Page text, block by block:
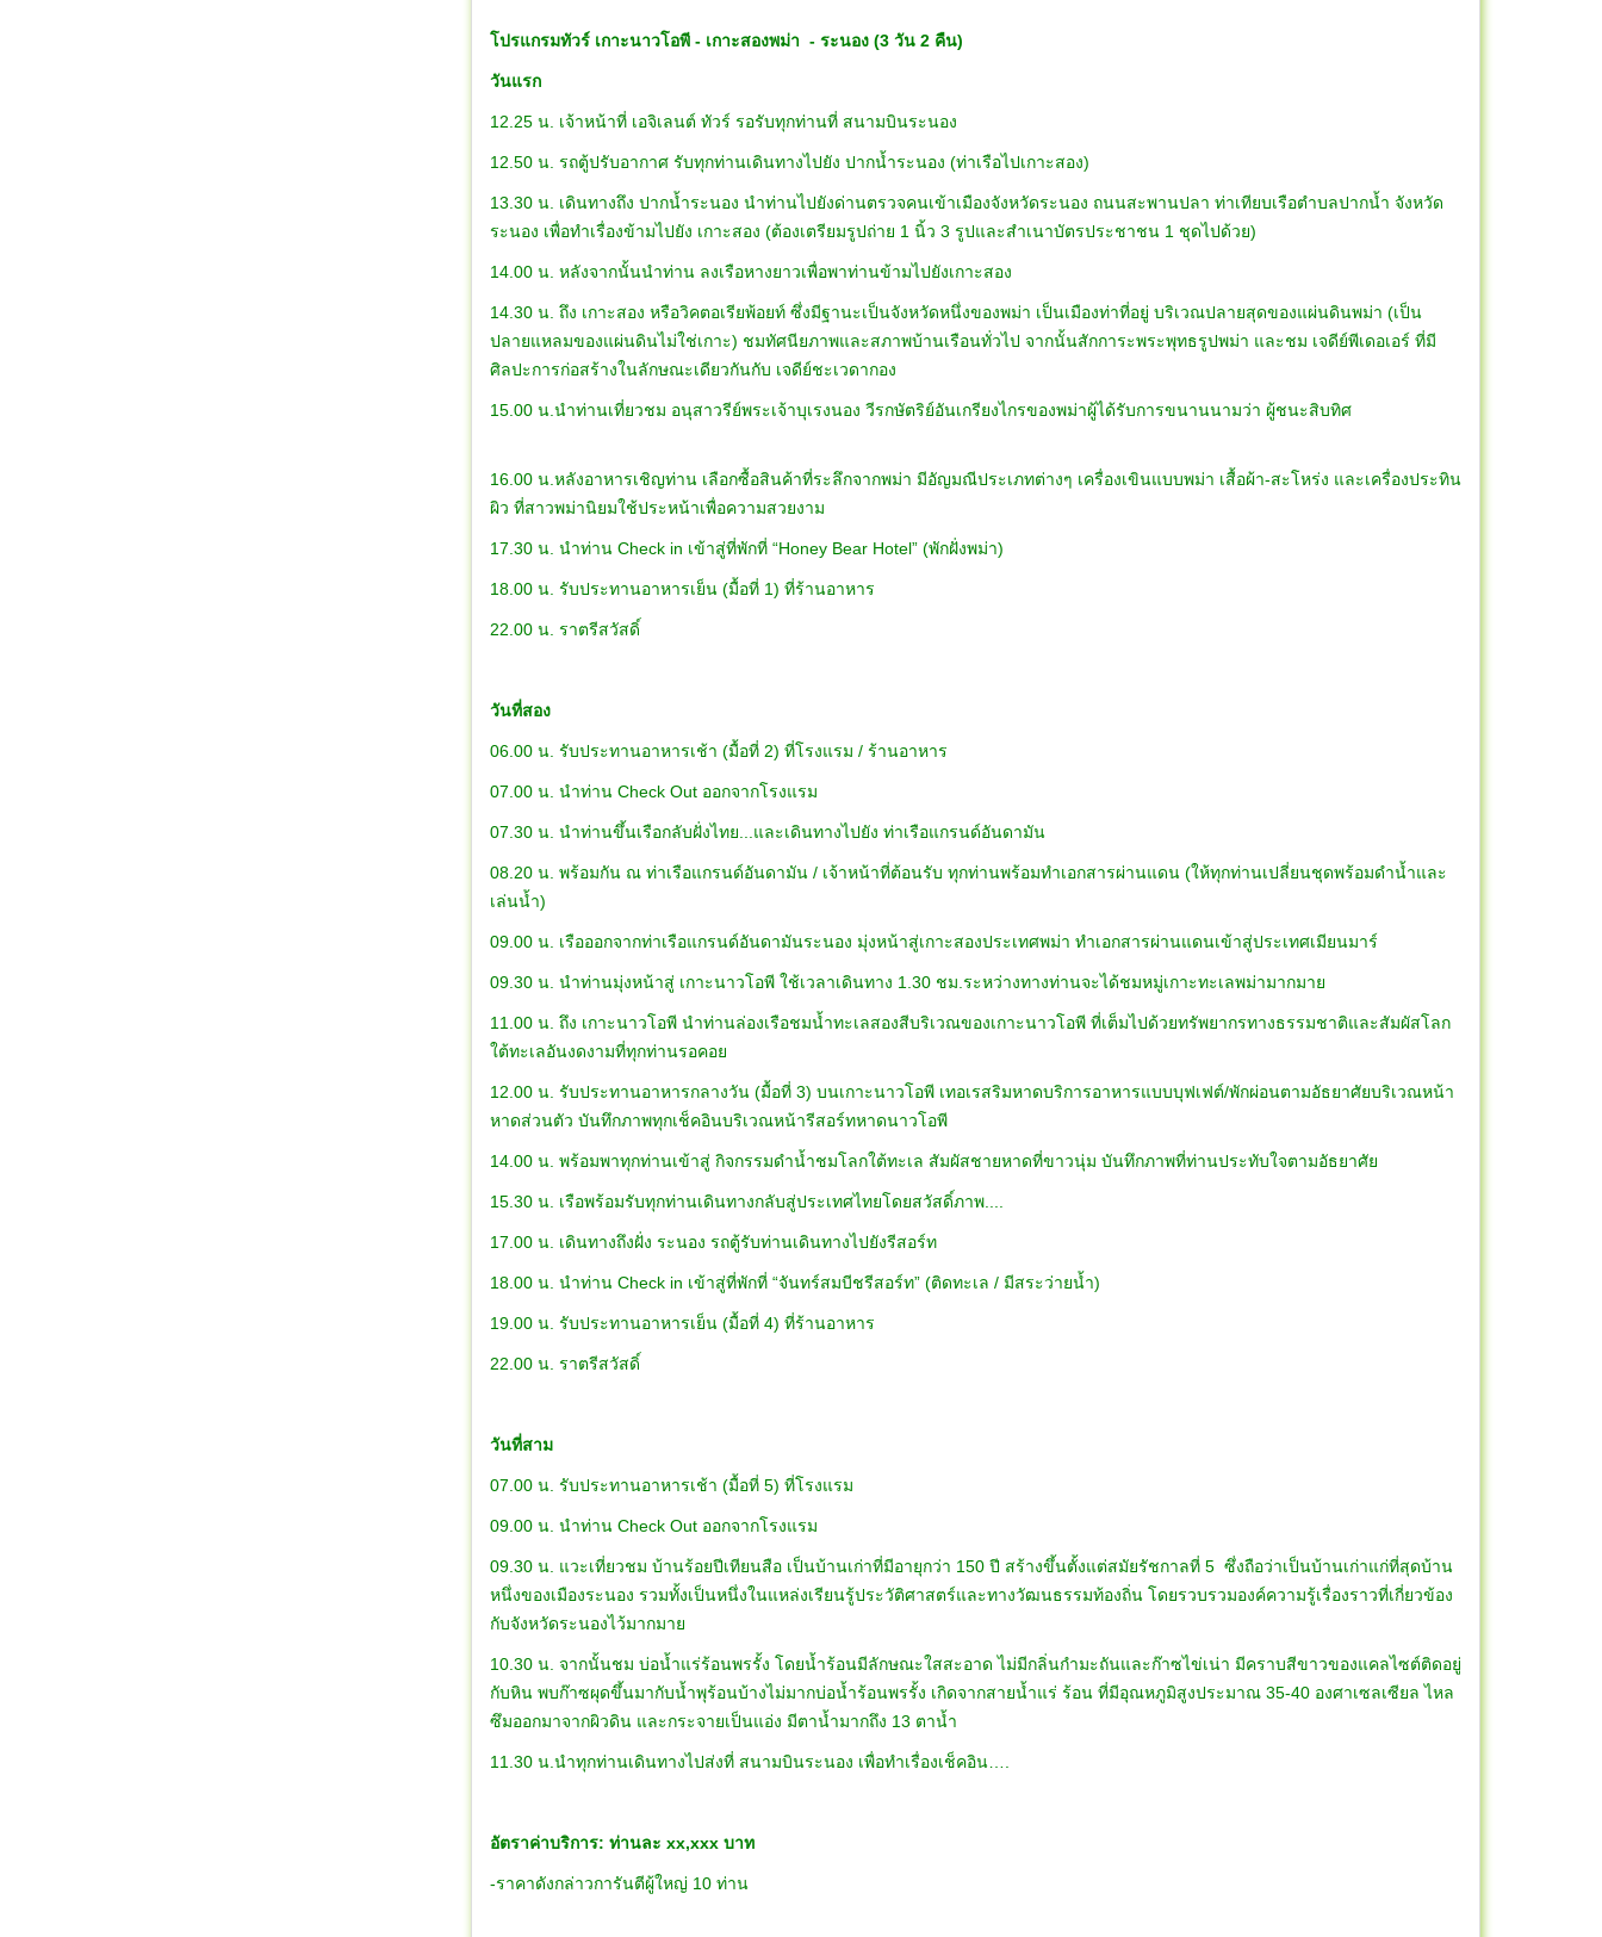
โปรแกรมทัวร์ เกาะนาวโอพี - เกาะสองพม่า - ระนอง (3 วัน 2 คืน)
วันแรก
12.25 น. เจ้าหน้าที่ เอจิเลนต์ ทัวร์ รอรับทุกท่านที่ สนามบินระนอง
12.50 น. รถตู้ปรับอากาศ รับทุกท่านเดินทางไปยัง ปากน้ำระนอง (ท่าเรือไปเกาะสอง)
13.30 น. เดินทางถึง ปากน้ำระนอง นำท่านไปยังด่านตรวจคนเข้าเมืองจังหวัดระนอง ถนนสะพานปลา ท่าเทียบเรือตำบลปากน้ำ จังหวัด
ระนอง เพื่อทำเรื่องข้ามไปยัง เกาะสอง (ต้องเตรียมรูปถ่าย 1 นิ้ว 3 รูปและสำเนาบัตรประชาชน 1 ชุดไปด้วย)
14.00 น. หลังจากนั้นนำท่าน ลงเรือหางยาวเพื่อพาท่านข้ามไปยังเกาะสอง
14.30 น. ถึง เกาะสอง หรือวิคตอเรียพ้อยท์ ซึ่งมีฐานะเป็นจังหวัดหนึ่งของพม่า เป็นเมืองท่าที่อยู่ บริเวณปลายสุดของแผ่นดินพม่า (เป็น
ปลายแหลมของแผ่นดินไม่ใช่เกาะ) ชมทัศนียภาพและสภาพบ้านเรือนทั่วไป จากนั้นสักการะพระพุทธรูปพม่า และชม เจดีย์พีเดอเอร์ ที่มี
ศิลปะการก่อสร้างในลักษณะเดียวกันกับ เจดีย์ชะเวดากอง
15.00 น.นำท่านเที่ยวชม อนุสาวรีย์พระเจ้าบุเรงนอง วีรกษัตริย์อันเกรียงไกรของพม่าผู้ได้รับการขนานนามว่า ผู้ชนะสิบทิศ
16.00 น.หลังอาหารเชิญท่าน เลือกซื้อสินค้าที่ระลึกจากพม่า มีอัญมณีประเภทต่างๆ เครื่องเขินแบบพม่า เสื้อผ้า-สะโหร่ง และเครื่องประทิน
ผิว ที่สาวพม่านิยมใช้ประหน้าเพื่อความสวยงาม
17.30 น. นำท่าน Check in เข้าสู่ที่พักที่ “Honey Bear Hotel” (พักฝั่งพม่า)
18.00 น. รับประทานอาหารเย็น (มื้อที่ 1) ที่ร้านอาหาร
22.00 น. ราตรีสวัสดิ์
วันที่สอง
06.00 น. รับประทานอาหารเช้า (มื้อที่ 2) ที่โรงแรม / ร้านอาหาร
07.00 น. นำท่าน Check Out ออกจากโรงแรม
07.30 น. นำท่านขึ้นเรือกลับฝั่งไทย...และเดินทางไปยัง ท่าเรือแกรนด์อันดามัน
08.20 น. พร้อมกัน ณ ท่าเรือแกรนด์อันดามัน / เจ้าหน้าที่ต้อนรับ ทุกท่านพร้อมทำเอกสารผ่านแดน (ให้ทุกท่านเปลี่ยนชุดพร้อมดำน้ำและ
เล่นน้ำ)
09.00 น. เรือออกจากท่าเรือแกรนด์อันดามันระนอง มุ่งหน้าสู่เกาะสองประเทศพม่า ทำเอกสารผ่านแดนเข้าสู่ประเทศเมียนมาร์
09.30 น. นำท่านมุ่งหน้าสู่ เกาะนาวโอพี ใช้เวลาเดินทาง 1.30 ชม.ระหว่างทางท่านจะได้ชมหมู่เกาะทะเลพม่ามากมาย
11.00 น. ถึง เกาะนาวโอพี นำท่านล่องเรือชมน้ำทะเลสองสีบริเวณของเกาะนาวโอพี ที่เต็มไปด้วยทรัพยากรทางธรรมชาติและสัมผัสโลก
ใต้ทะเลอันงดงามที่ทุกท่านรอคอย
12.00 น. รับประทานอาหารกลางวัน (มื้อที่ 3) บนเกาะนาวโอพี เทอเรสริมหาดบริการอาหารแบบบุฟเฟต์/พักผ่อนตามอัธยาศัยบริเวณหน้า
หาดส่วนตัว บันทึกภาพทุกเช็คอินบริเวณหน้ารีสอร์ทหาดนาวโอพี
14.00 น. พร้อมพาทุกท่านเข้าสู่ กิจกรรมดำน้ำชมโลกใต้ทะเล สัมผัสชายหาดที่ขาวนุ่ม บันทึกภาพที่ท่านประทับใจตามอัธยาศัย
15.30 น. เรือพร้อมรับทุกท่านเดินทางกลับสู่ประเทศไทยโดยสวัสดิ์ภาพ....
17.00 น. เดินทางถึงฝั่ง ระนอง รถตู้รับท่านเดินทางไปยังรีสอร์ท
18.00 น. นำท่าน Check in เข้าสู่ที่พักที่ “จันทร์สมบีชรีสอร์ท” (ติดทะเล / มีสระว่ายน้ำ)
19.00 น. รับประทานอาหารเย็น (มื้อที่ 4) ที่ร้านอาหาร
22.00 น. ราตรีสวัสดิ์
วันที่สาม
07.00 น. รับประทานอาหารเช้า (มื้อที่ 5) ที่โรงแรม
09.00 น. นำท่าน Check Out ออกจากโรงแรม
09.30 น. แวะเที่ยวชม บ้านร้อยปีเทียนสือ เป็นบ้านเก่าที่มีอายุกว่า 150 ปี สร้างขึ้นตั้งแต่สมัยรัชกาลที่ 5 ซึ่งถือว่าเป็นบ้านเก่าแก่ที่สุดบ้าน
หนึ่งของเมืองระนอง รวมทั้งเป็นหนึ่งในแหล่งเรียนรู้ประวัติศาสตร์และทางวัฒนธรรมท้องถิ่น โดยรวบรวมองค์ความรู้เรื่องราวที่เกี่ยวข้อง
กับจังหวัดระนองไว้มากมาย
10.30 น. จากนั้นชม บ่อน้ำแร่ร้อนพรรั้ง โดยน้ำร้อนมีลักษณะใสสะอาด ไม่มีกลิ่นกำมะถันและก๊าซไข่เน่า มีคราบสีขาวของแคลไซต์ติดอยู่
กับหิน พบก๊าซผุดขึ้นมากับน้ำพุร้อนบ้างไม่มากบ่อน้ำร้อนพรรั้ง เกิดจากสายน้ำแร่ ร้อน ที่มีอุณหภูมิสูงประมาณ 35-40 องศาเซลเซียล ไหล
ซึมออกมาจากผิวดิน และกระจายเป็นแอ่ง มีตาน้ำมากถึง 13 ตาน้ำ
11.30 น.นำทุกท่านเดินทางไปส่งที่ สนามบินระนอง เพื่อทำเรื่องเช็คอิน….
อัตราค่าบริการ: ท่านละ xx,xxx บาท
-ราคาดังกล่าวการันตีผู้ใหญ่ 10 ท่าน